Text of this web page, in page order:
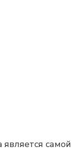
самой